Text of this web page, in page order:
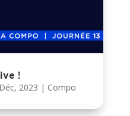
!
2023 | Compo